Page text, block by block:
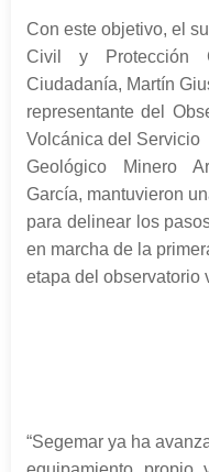
Con este objetivo, el
Civil y Protección
Ciudadanía, Martín
representante del
Volcánica del Servicio
Geológico Minero
García, mantuvieron
para delinear los
en marcha de la
etapa del observatorio
“Segemar ya ha